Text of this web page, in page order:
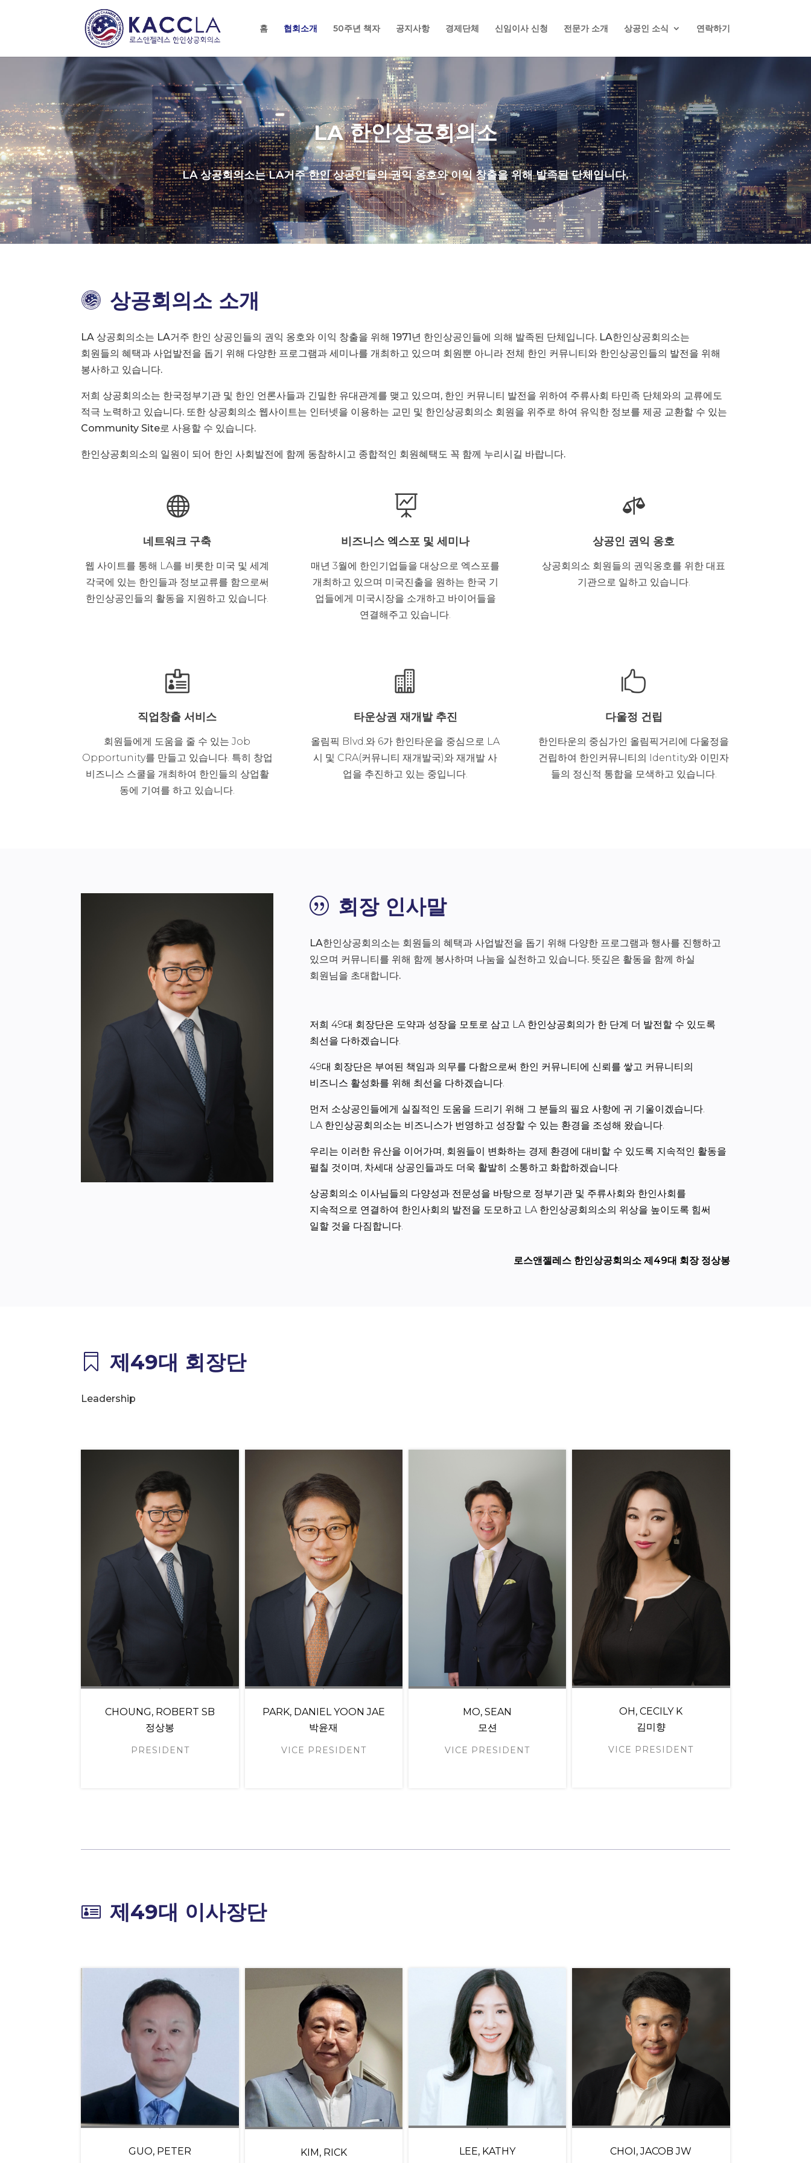
홈 협회소개 50주년 책자 공지사항 경제단체 신임이사 신청 전문가 소개 상공인 소식 연락하기
LA 한인상공회의소
LA 상공회의소는 LA거주 한인 상공인들의 권익 옹호와 이익 창출을 위해 발족된 단체입니다.
상공회의소 소개
LA 상공회의소는 LA거주 한인 상공인들의 권익 옹호와 이익 창출을 위해 1971년 한인상공인들에 의해 발족된 단체입니다. LA한인상공회의소는
회원들의 혜택과 사업발전을 돕기 위해 다양한 프로그램과 세미나를 개최하고 있으며 회원뿐 아니라 전체 한인 커뮤니티와 한인상공인들의 발전을 위해
봉사하고 있습니다.
저희 상공회의소는 한국정부기관 및 한인 언론사들과 긴밀한 유대관계를 맺고 있으며, 한인 커뮤니티 발전을 위하여 주류사회 타민족 단체와의 교류에도
적극 노력하고 있습니다. 또한 상공회의소 웹사이트는 인터넷을 이용하는 교민 및 한인상공회의소 회원을 위주로 하여 유익한 정보를 제공 교환할 수 있는
Community Site로 사용할 수 있습니다.
한인상공회의소의 일원이 되어 한인 사회발전에 함께 동참하시고 종합적인 회원혜택도 꼭 함께 누리시길 바랍니다.

네트워크 구축
웹 사이트를 통해 LA를 비롯한 미국 및 세계
각국에 있는 한인들과 정보교류를 함으로써
한인상공인들의 활동을 지원하고 있습니다.

비즈니스 엑스포 및 세미나
매년 3월에 한인기업들을 대상으로 엑스포를
개최하고 있으며 미국진출을 원하는 한국 기
업들에게 미국시장을 소개하고 바이어들을
연결해주고 있습니다.

상공인 권익 옹호
상공회의소 회원들의 권익옹호를 위한 대표
기관으로 일하고 있습니다.

직업창출 서비스
회원들에게 도움을 줄 수 있는 Job
Opportunity를 만들고 있습니다. 특히 창업
비즈니스 스쿨을 개최하여 한인들의 상업활
동에 기여를 하고 있습니다.

타운상권 재개발 추진
올림픽 Blvd.와 6가 한인타운을 중심으로 LA
시 및 CRA(커뮤니티 재개발국)와 재개발 사
업을 추진하고 있는 중입니다.

다울정 건립
한인타운의 중심가인 올림픽거리에 다울정을
건립하여 한인커뮤니티의 Identity와 이민자
들의 정신적 통합을 모색하고 있습니다.
| 회장 인사말
LA한인상공회의소는 회원들의 혜택과 사업발전을 돕기 위해 다양한 프로그램과 행사를 진행하고
있으며 커뮤니티를 위해 함께 봉사하며 나눔을 실천하고 있습니다. 뜻깊은 활동을 함께 하실
회원님을 초대합니다.
저희 49대 회장단은 도약과 성장을 모토로 삼고 LA 한인상공회의가 한 단계 더 발전할 수 있도록
최선을 다하겠습니다.
49대 회장단은 부여된 책임과 의무를 다함으로써 한인 커뮤니티에 신뢰를 쌓고 커뮤니티의
비즈니스 활성화를 위해 최선을 다하겠습니다.
먼저 소상공인들에게 실질적인 도움을 드리기 위해 그 분들의 필요 사항에 귀 기울이겠습니다.
LA 한인상공회의소는 비즈니스가 번영하고 성장할 수 있는 환경을 조성해 왔습니다.
우리는 이러한 유산을 이어가며, 회원들이 변화하는 경제 환경에 대비할 수 있도록 지속적인 활동을
펼칠 것이며, 차세대 상공인들과도 더욱 활발히 소통하고 화합하겠습니다.
상공회의소 이사님들의 다양성과 전문성을 바탕으로 정부기관 및 주류사회와 한인사회를
지속적으로 연결하여 한인사회의 발전을 도모하고 LA 한인상공회의소의 위상을 높이도록 힘써
일할 것을 다짐합니다.
로스앤젤레스 한인상공회의소 제49대 회장 정상봉
 제49대 회장단
Leadership
CHOUNG, ROBERT SB
정상봉
PRESIDENT
PARK, DANIEL YOON JAE
박윤재
VICE PRESIDENT
MO, SEAN
모션
VICE PRESIDENT
OH, CECILY K
김미향
VICE PRESIDENT
 제49대 이사장단
GUO, PETER
KIM, RICK
LEE, KATHY
CHOI, JACOB JW